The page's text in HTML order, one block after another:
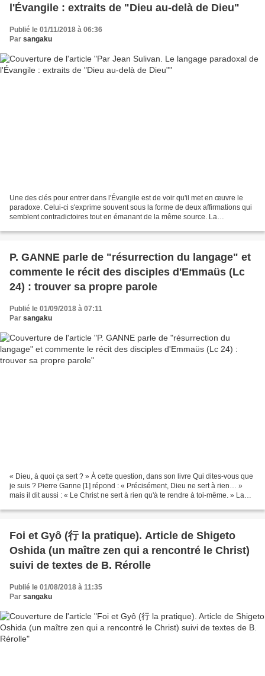
l'Évangile : extraits de "Dieu au-delà de Dieu"
Publié le 01/11/2018 à 06:36
Par sangaku
Une des clés pour entrer dans l'Évangile est de voir qu'il met en œuvre le
paradoxe. Celui-ci s'exprime souvent sous la forme de deux affirmations qui
semblent contradictoires tout en émanant de la même source. La
P. GANNE parle de "résurrection du langage" et
commente le récit des disciples d'Emmaüs (Lc
24) : trouver sa propre parole
Publié le 01/09/2018 à 07:11
Par sangaku
« Dieu, à quoi ça sert ? » À cette question, dans son livre Qui dites-vous que
je suis ? Pierre Ganne [1] répond : « Précisément, Dieu ne sert à rien… »
mais il dit aussi : « Le Christ ne sert à rien qu'à te rendre à toi-même. » La
Foi et Gyô (行 la pratique). Article de Shigeto
Oshida (un maître zen qui a rencontré le Christ)
suivi de textes de B. Rérolle
Publié le 01/08/2018 à 11:35
Par sangaku